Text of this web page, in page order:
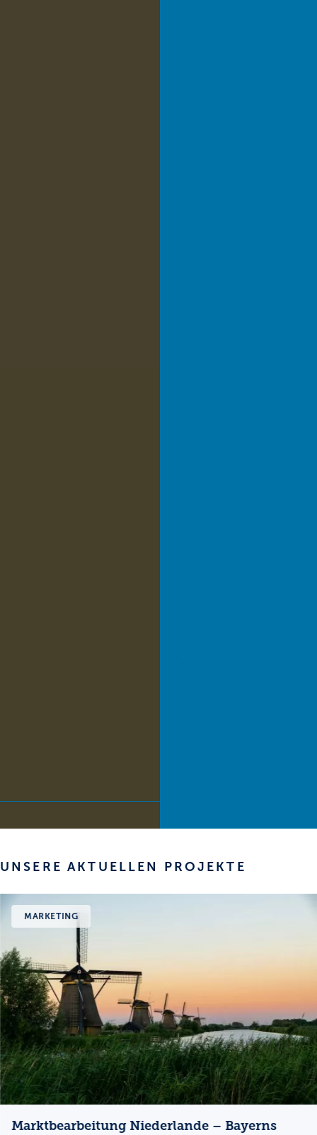
UNSERE AKTUELLEN PROJEKTE
MARKETING
Marktbearbeitung Niederlande – Bayerns